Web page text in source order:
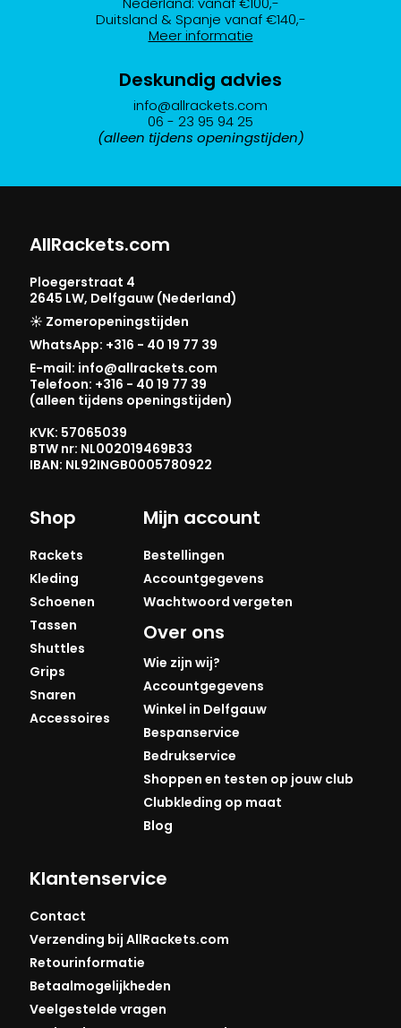
Duitsland & Spanje vanaf €140,-
Meer informatie
Deskundig advies
info@allrackets.com
06 - 23 95 94 25
(alleen tijdens openingstijden)
AllRackets.com
Ploegerstraat 4
2645 LW, Delfgauw (Nederland)
☀️ Zomeropeningstijden
WhatsApp: +316 - 40 19 77 39
E-mail: info@allrackets.com
Telefoon: +316 - 40 19 77 39
(alleen tijdens openingstijden)
KVK: 57065039
BTW nr: NL002019469B33
IBAN: NL92INGB0005780922
Shop
Rackets
Kleding
Schoenen
Tassen
Shuttles
Grips
Snaren
Accessoires
Mijn account
Bestellingen
Accountgegevens
Wachtwoord vergeten
Over ons
Wie zijn wij?
Accountgegevens
Winkel in Delfgauw
Bespanservice
Bedrukservice
Shoppen en testen op jouw club
Clubkleding op maat
Blog
Klantenservice
Contact
Verzending bij AllRackets.com
Retourinformatie
Betaalmogelijkheden
Veelgestelde vragen